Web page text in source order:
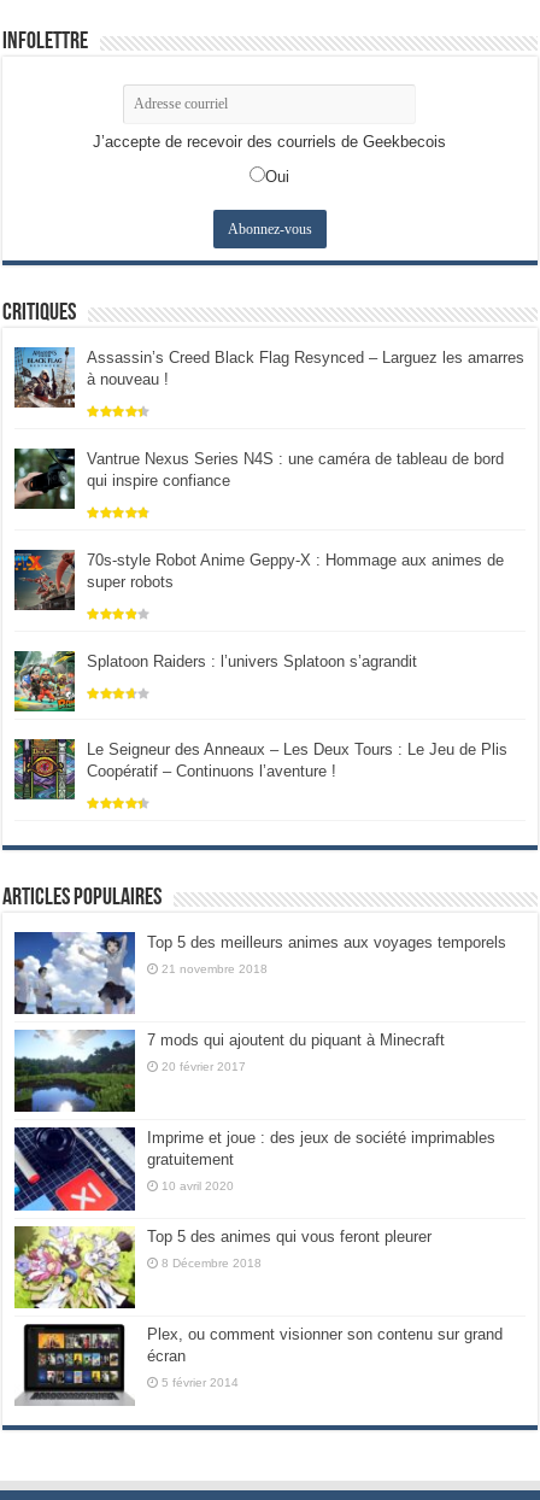
Infolettre
J’accepte de recevoir des courriels de Geekbecois
Oui
Critiques
Assassin’s Creed Black Flag Resynced – Larguez les amarres
à nouveau !
Vantrue Nexus Series N4S : une caméra de tableau de bord
qui inspire confiance
70s-style Robot Anime Geppy-X : Hommage aux animes de
super robots
Splatoon Raiders : l’univers Splatoon s’agrandit
Le Seigneur des Anneaux – Les Deux Tours : Le Jeu de Plis
Coopératif – Continuons l’aventure !
Articles populaires
Top 5 des meilleurs animes aux voyages temporels
21 novembre 2018
7 mods qui ajoutent du piquant à Minecraft
20 février 2017
Imprime et joue : des jeux de société imprimables
gratuitement
10 avril 2020
Top 5 des animes qui vous feront pleurer
8 Décembre 2018
Plex, ou comment visionner son contenu sur grand
écran
5 février 2014